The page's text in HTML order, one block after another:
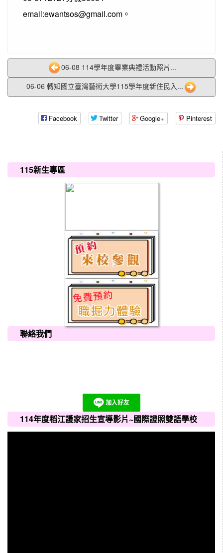
email:ewantsos@gmail.com。
06-08 114學年度畢業典禮活動照片...
06-06 轉知國立臺灣藝術大學115學年度新住民入...
Facebook Twitter Google+ Pinterest
115新生專區
聯絡我們
114年度稻江護家招生宣導影片~國際證照雙語學校